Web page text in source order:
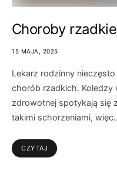
Choroby
15 MAJA, 2025
Lekarz rodzinny
chorób rzadkich. Koledzy
zdrowotnej spotykają się
takimi schorzeniami,
CZYTAJ